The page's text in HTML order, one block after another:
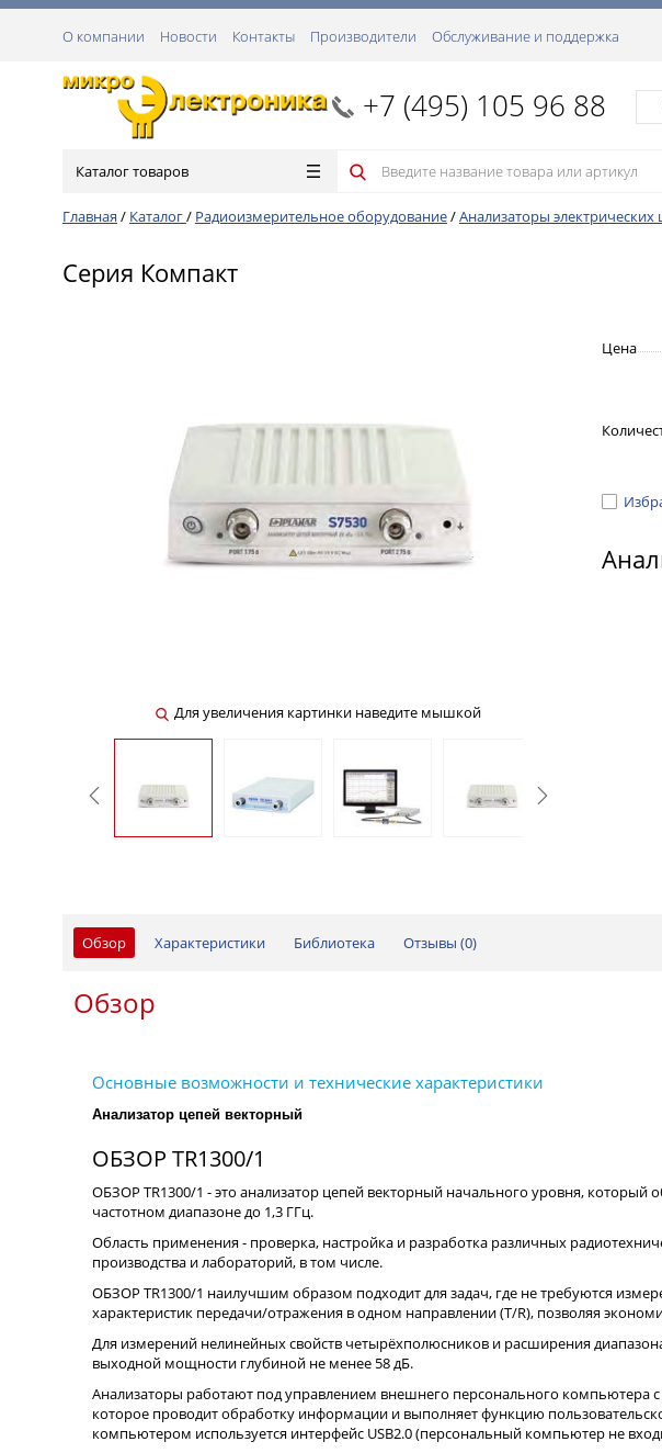
О компании Новости Контакты Производители Обслуживание и поддержка
+7 (495) 105 96 88
Каталог товаров
Главная / Каталог/ Радиоизмерительное оборудование/Анализаторы электрических
Серия Компакт
Для увеличения картинки наведите мышкой
Цена
Обзор Характеристики Библиотека Отзывы (0)
Обзор
Анализатор цепей векторный
ОБЗОР TR1300/1
ОБЗОР TR1300/1 - это анализатор цепей векторный начального уровня, который
частотном диапазоне до 1,3 ГГц.
Область применения - проверка, настройка и разработка различных
производства и лабораторий, в том числе.
ОБЗОР TR1300/1 наилучшим образом подходит для задач, где не требуются
характеристик передачи/отражения в одном направлении (T/R), позволяя
Для измерений нелинейных свойств четырёхполюсников и расширения
выходной мощности глубиной не менее 58 дБ.
Анализаторы работают под управлением внешнего персонального
которое проводит обработку информации и выполняет функцию
компьютером используется интерфейс USB2.0 (персональный компьютер не